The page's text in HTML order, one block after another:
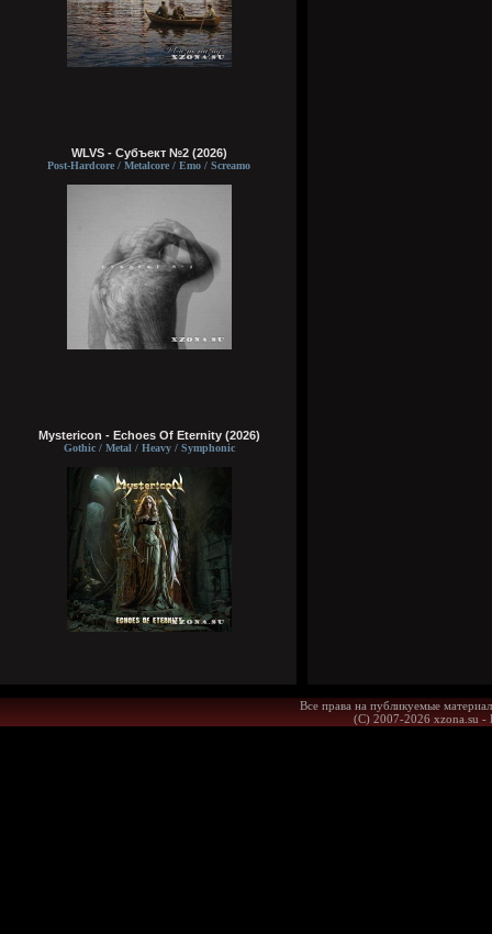
WLVS - Субъект №2 (2026)
Post-Hardcore / Metalcore / Emo / Screamo
Mystericon - Echoes Of Eternity (2026)
Gothic / Metal / Heavy / Symphonic
Все права на публикуемые
(С) 2007-2026 xzona.su -